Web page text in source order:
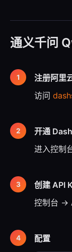
通义千问
注册阿里
访问
开通
进入控制
创建 API
控制台 →
配置